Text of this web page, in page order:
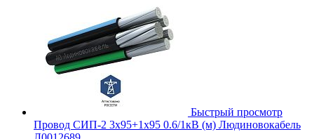
Быстрый просмотр
Провод СИП-2 3х95+1х95 0.6/1кВ (м) Людиновокабель